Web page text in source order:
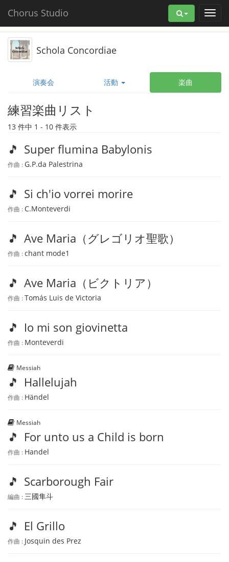
Chorus Studio
Schola Concordiae
演奏会 活動 楽曲
練習楽曲リスト
13 件中 1 - 10 件表示
🎵 Super flumina Babylonis
作曲 : G.P.da Palestrina
🎵 Si ch'io vorrei morire
作曲 : C.Monteverdi
🎵 Ave Maria（グレゴリオ聖歌）
作曲 :chant mode1
🎵 Ave Maria（ビクトリア）
作曲 :Tomás Luis de Victoria
🎵 Io mi son giovinetta
作曲 : Monteverdi
Messiah
🎵 Hallelujah
作曲 : Händel
Messiah
🎵 For unto us a Child is born
作曲 : Handel
🎵 Scarborough Fair
編曲 :三國隼斗
🎵 El Grillo
作曲 : Josquin des Prez